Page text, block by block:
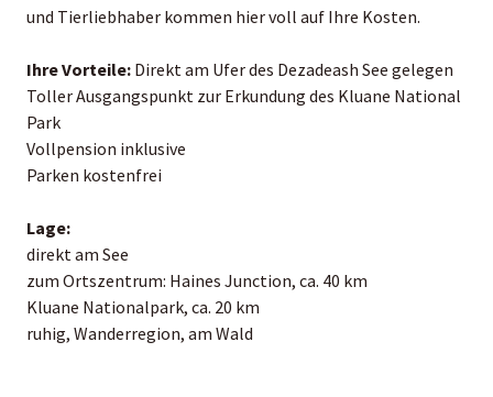
und Tierliebhaber kommen hier voll auf Ihre Kosten.
Ihre Vorteile: Direkt am Ufer des Dezadeash See gelegen
Toller Ausgangspunkt zur Erkundung des Kluane National
Park
Vollpension inklusive
Parken kostenfrei
Lage:
direkt am See
zum Ortszentrum: Haines Junction, ca. 40 km
Kluane Nationalpark, ca. 20 km
ruhig, Wanderregion, am Wald